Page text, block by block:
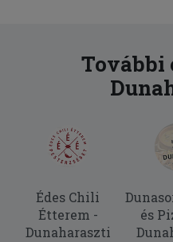
étel.
2025-11-10 - Krisztián:
másfél óra volt a
rendben van,
konkrétan
fagyasztóból lett
fele pedig langyos
paradicsomos
sok arra hasonlító
További
Édes Chili
Étterem -
Dunaharaszti
és